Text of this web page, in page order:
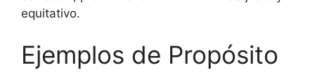
equitativo.
Ejemplos de Propósito